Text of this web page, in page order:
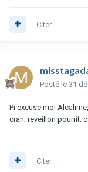
Citer
Posté le 31
Pi excuse moi
cran; reveillon pourrit.
Citer